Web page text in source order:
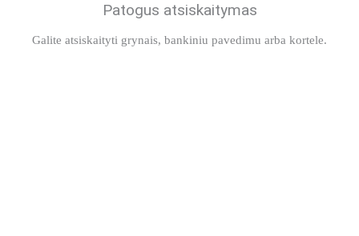
Patogus atsiskaitymas
Galite atsiskaityti grynais, bankiniu pavedimu arba kortele.